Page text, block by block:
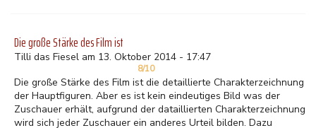
Die große Stärke des Film ist
Tilli das Fiesel am 13. Oktober 2014 - 17:47
8/10
Die große Stärke des Film ist die detaillierte Charakterzeichnung
der Hauptfiguren. Aber es ist kein eindeutiges Bild was der
Zuschauer erhält, aufgrund der dataillierten Charakterzeichnung
wird sich jeder Zuschauer ein anderes Urteil bilden. Dazu